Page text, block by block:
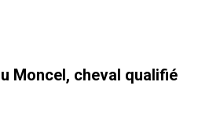
Moncel, cheval qualifié